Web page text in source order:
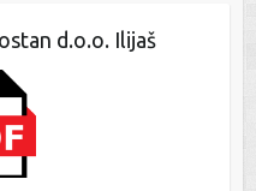
d.o.o. Ilijaš